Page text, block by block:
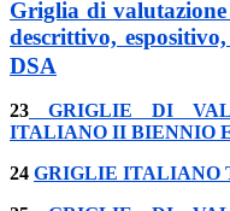
Griglia di
descrittivo,
DSA
23 GRIGLIE DI
ITALIANO II BIENNIO
24 GRIGLIE ITALIANO